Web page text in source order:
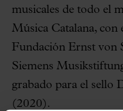
musicales de todo el
Música Catalana, con
Fundación Ernst von
Siemens
grabado para el sello
(2020).